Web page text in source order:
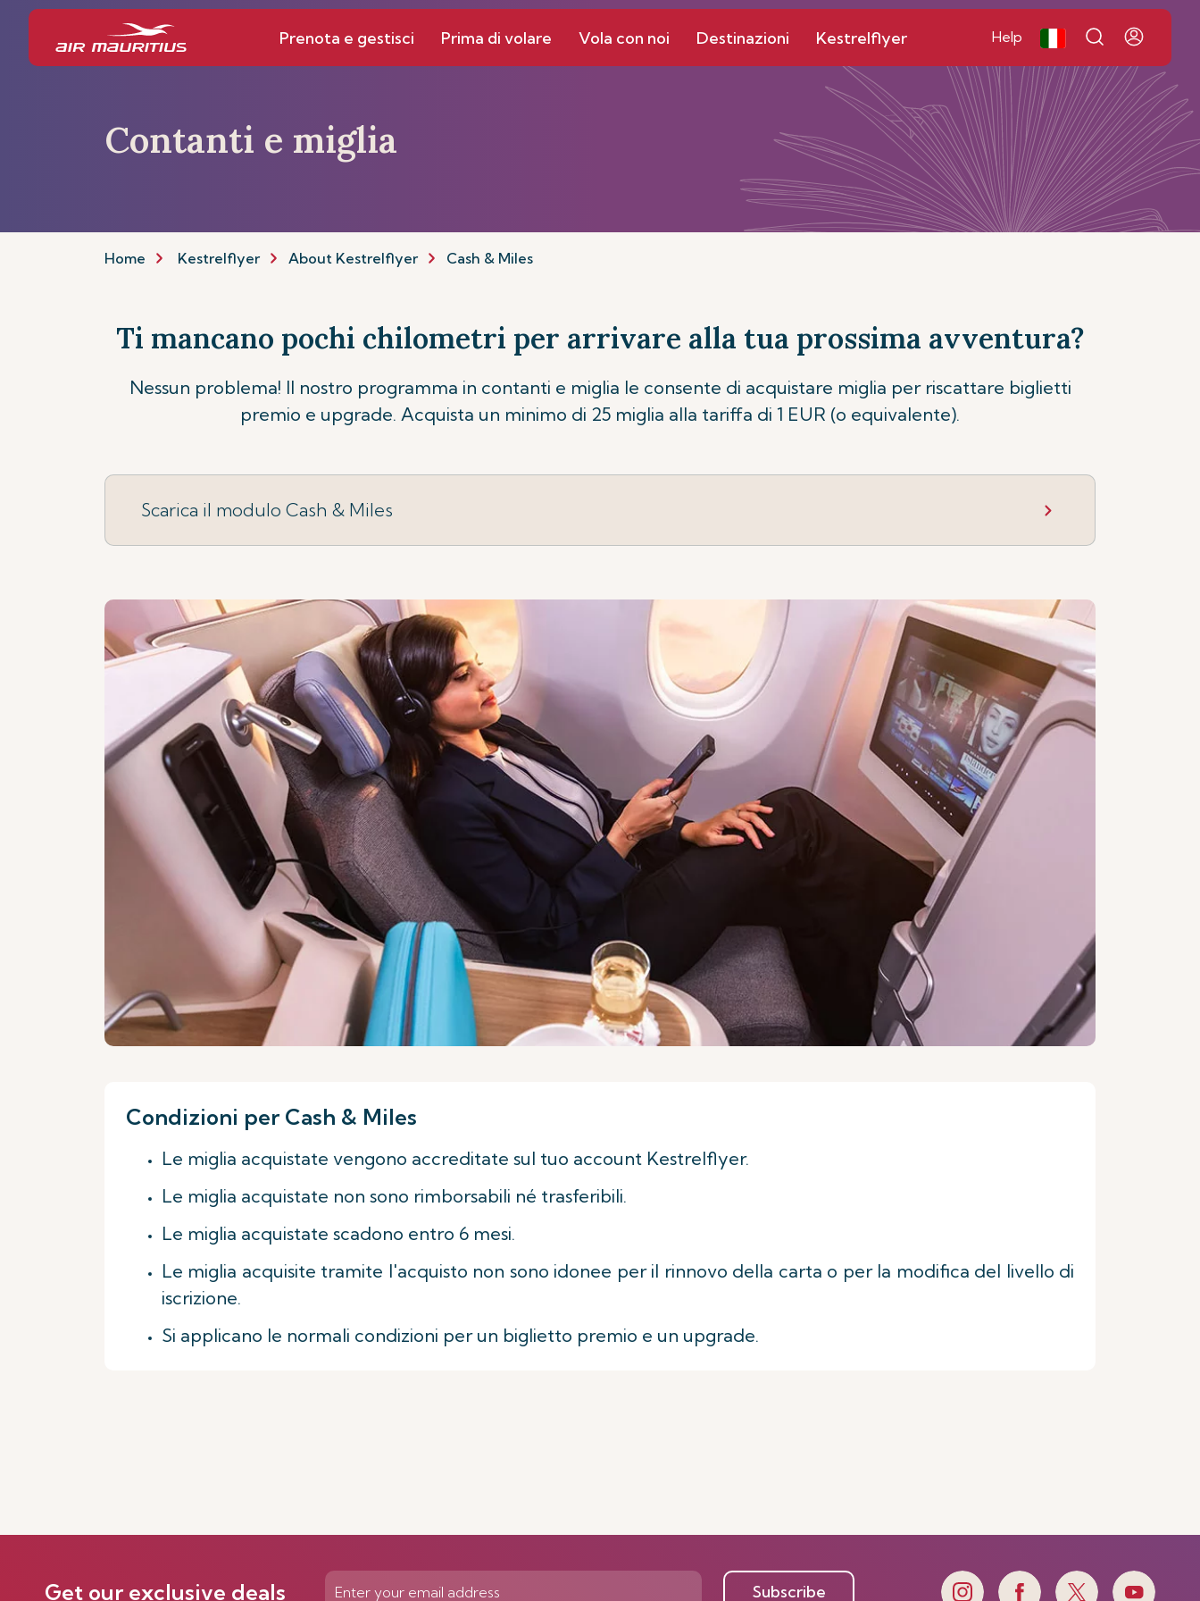
Prenota e gestisci Prima di volare Vola con noi Destinazioni Kestrelflyer Help
Contanti e miglia
Home Kestrelflyer About Kestrelflyer Cash & Miles
Ti mancano pochi chilometri per arrivare alla tua prossima avventura?
Nessun problema! Il nostro programma in contanti e miglia le consente di acquistare miglia per riscattare biglietti
premio e upgrade. Acquista un minimo di 25 miglia alla tariffa di 1 EUR (o equivalente).
Scarica il modulo Cash & Miles
Condizioni per Cash & Miles
Le miglia acquistate vengono accreditate sul tuo account Kestrelflyer.
Le miglia acquistate non sono rimborsabili né trasferibili.
Le miglia acquistate scadono entro 6 mesi.
Le miglia acquisite tramite l'acquisto non sono idonee per il rinnovo della carta o per la modifica del livello di
iscrizione.
Si applicano le normali condizioni per un biglietto premio e un upgrade.
Get our exclusive deals Subscribe